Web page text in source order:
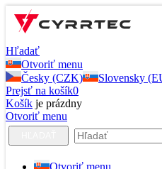
Hľadať
Otvoriť menu
Česky (CZK)
Slovensky
Prejsť na košík0
Košík je prázdny
Otvoriť menu
Otvoriť menu